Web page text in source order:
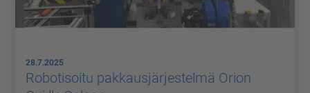
28.7.2025
Robotisoitu pakkausjärjestelmä Orion